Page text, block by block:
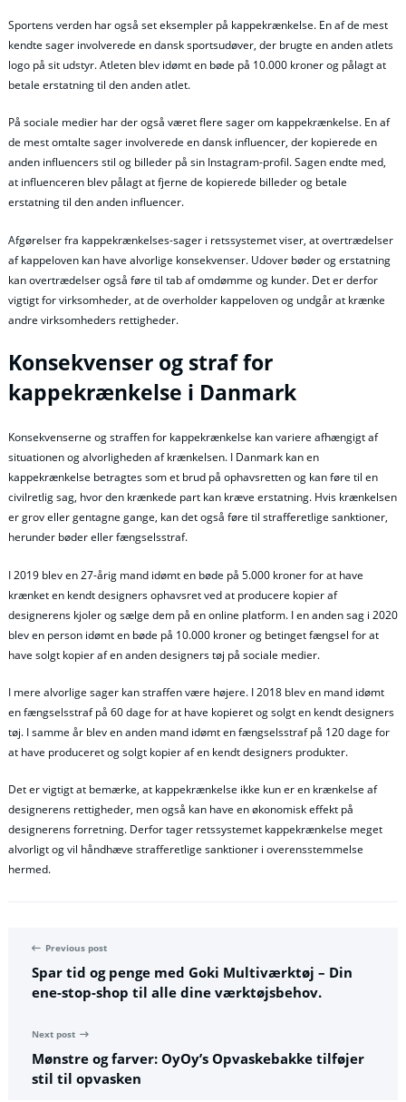
Sportens verden har også set eksempler på kappekrænkelse. En af de mest
kendte sager involverede en dansk sportsudøver, der brugte en anden atlets
logo på sit udstyr. Atleten blev idømt en bøde på 10.000 kroner og pålagt at
betale erstatning til den anden atlet.
På sociale medier har der også været flere sager om kappekrænkelse. En af
de mest omtalte sager involverede en dansk influencer, der kopierede en
anden influencers stil og billeder på sin Instagram-profil. Sagen endte med,
at influenceren blev pålagt at fjerne de kopierede billeder og betale
erstatning til den anden influencer.
Afgørelser fra kappekrænkelses-sager i retssystemet viser, at overtrædelser
af kappeloven kan have alvorlige konsekvenser. Udover bøder og erstatning
kan overtrædelser også føre til tab af omdømme og kunder. Det er derfor
vigtigt for virksomheder, at de overholder kappeloven og undgår at krænke
andre virksomheders rettigheder.
Konsekvenser og straf for
kappekrænkelse i Danmark
Konsekvenserne og straffen for kappekrænkelse kan variere afhængigt af
situationen og alvorligheden af krænkelsen. I Danmark kan en
kappekrænkelse betragtes som et brud på ophavsretten og kan føre til en
civilretlig sag, hvor den krænkede part kan kræve erstatning. Hvis krænkelsen
er grov eller gentagne gange, kan det også føre til strafferetlige sanktioner,
herunder bøder eller fængselsstraf.
I 2019 blev en 27-årig mand idømt en bøde på 5.000 kroner for at have
krænket en kendt designers ophavsret ved at producere kopier af
designerens kjoler og sælge dem på en online platform. I en anden sag i 2020
blev en person idømt en bøde på 10.000 kroner og betinget fængsel for at
have solgt kopier af en anden designers tøj på sociale medier.
I mere alvorlige sager kan straffen være højere. I 2018 blev en mand idømt
en fængselsstraf på 60 dage for at have kopieret og solgt en kendt designers
tøj. I samme år blev en anden mand idømt en fængselsstraf på 120 dage for
at have produceret og solgt kopier af en kendt designers produkter.
Det er vigtigt at bemærke, at kappekrænkelse ikke kun er en krænkelse af
designerens rettigheder, men også kan have en økonomisk effekt på
designerens forretning. Derfor tager retssystemet kappekrænkelse meget
alvorligt og vil håndhæve strafferetlige sanktioner i overensstemmelse
hermed.
Previous post
Spar tid og penge med Goki Multiværktøj – Din
ene-stop-shop til alle dine værktøjsbehov.
Next post
Mønstre og farver: OyOy’s Opvaskebakke tilføjer
stil til opvasken